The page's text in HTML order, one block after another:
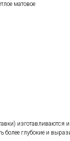
матовое
глубокие и